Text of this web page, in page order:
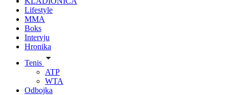
Lifestyle
MMA
Boks
Intervju
Hronika
Tenis
ATP
WTA
Odbojka